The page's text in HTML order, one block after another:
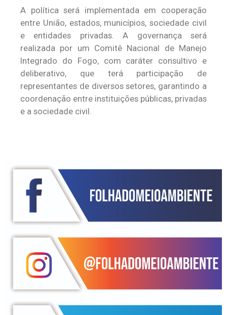
A política será implementada em cooperação
entre União, estados, municípios, sociedade civil
e entidades privadas. A governança será
realizada por um Comitê Nacional de Manejo
Integrado do Fogo, com caráter consultivo e
deliberativo, que terá participação de
representantes de diversos setores, garantindo a
coordenação entre instituições públicas, privadas
e a sociedade civil.